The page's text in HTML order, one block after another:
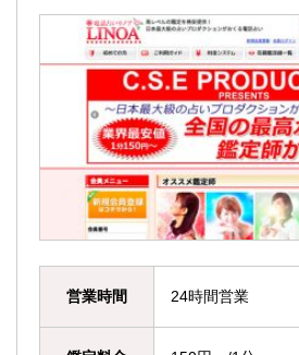
営業時間 24時間営業